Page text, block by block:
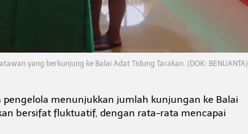
yang berkunjung ke Balai Adat Tidung Tarakan. (DOK: BENUANTA)
pengelola menunjukkan jumlah kunjungan ke Balai
bersifat fluktuatif, dengan rata-rata mencapai